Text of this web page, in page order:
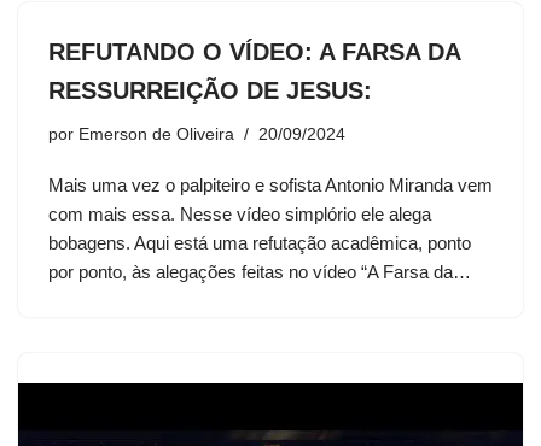
REFUTANDO O VÍDEO: A FARSA DA
RESSURREIÇÃO DE JESUS:
por Emerson de Oliveira 20/09/2024
Mais uma vez o palpiteiro e sofista Antonio Miranda vem
com mais essa. Nesse vídeo simplório ele alega
bobagens. Aqui está uma refutação acadêmica, ponto
por ponto, às alegações feitas no vídeo “A Farsa da…